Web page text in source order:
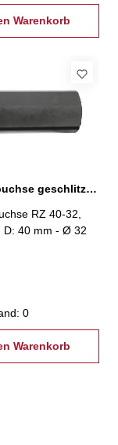
Warenkorb
Reduzierbuchse geschlitzt, RZ-40-32
RZ 40-32,
D: 40 mm - Ø 32
0
Warenkorb